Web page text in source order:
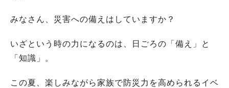
みなさん、災害への備えはしていますか？
いざという時の力になるのは、日ごろの「備え」と
「知識」。
この夏、楽しみながら家族で防災力を高められるイベ